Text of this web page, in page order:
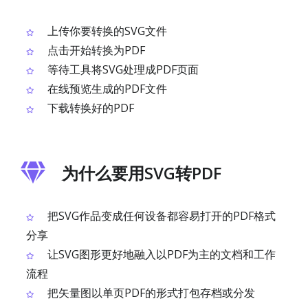
上传你要转换的SVG文件
点击开始转换为PDF
等待工具将SVG处理成PDF页面
在线预览生成的PDF文件
下载转换好的PDF
为什么要用SVG转PDF
把SVG作品变成任何设备都容易打开的PDF格式
分享
让SVG图形更好地融入以PDF为主的文档和工作
流程
把矢量图以单页PDF的形式打包存档或分发